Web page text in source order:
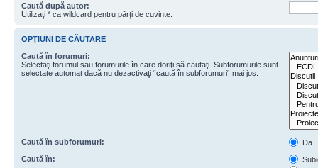
Caută după autor:
Utilizaţi * ca wildcard pentru părţi de cuvinte.
OPŢIUNI DE CĂUTARE
Caută în forumuri:
Selectaţi forumul sau forumurile în care doriţi să căutaţi. Subforumurile sunt
selectate automat dacă nu dezactivaţi “caută în subforumuri“ mai jos.
Caută în subforumuri:
Da
Caută în: